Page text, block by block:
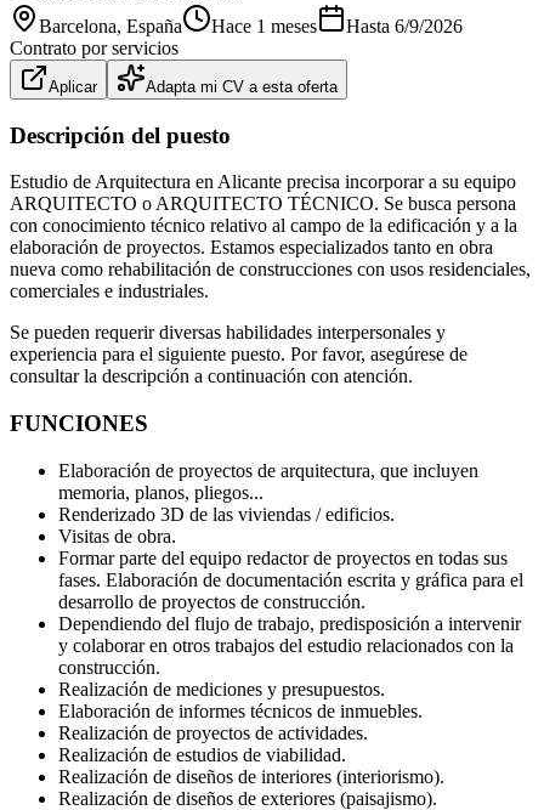
Barcelona, España Hace 1 meses Hasta 6/9/2026
Contrato por servicios
Aplicar Adapta mi CV a esta oferta
Descripción del puesto
Estudio de Arquitectura en Alicante precisa incorporar a su equipo
ARQUITECTO o ARQUITECTO TÉCNICO. Se busca persona
con conocimiento técnico relativo al campo de la edificación y a la
elaboración de proyectos. Estamos especializados tanto en obra
nueva como rehabilitación de construcciones con usos residenciales,
comerciales e industriales.
Se pueden requerir diversas habilidades interpersonales y
experiencia para el siguiente puesto. Por favor, asegúrese de
consultar la descripción a continuación con atención.
FUNCIONES
Elaboración de proyectos de arquitectura, que incluyen
memoria, planos, pliegos...
Renderizado 3D de las viviendas / edificios.
Visitas de obra.
Formar parte del equipo redactor de proyectos en todas sus
fases. Elaboración de documentación escrita y gráfica para el
desarrollo de proyectos de construcción.
Dependiendo del flujo de trabajo, predisposición a intervenir
y colaborar en otros trabajos del estudio relacionados con la
construcción.
Realización de mediciones y presupuestos.
Elaboración de informes técnicos de inmuebles.
Realización de proyectos de actividades.
Realización de estudios de viabilidad.
Realización de diseños de interiores (interiorismo).
Realización de diseños de exteriores (paisajismo).